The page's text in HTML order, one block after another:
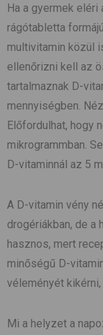
Ha a gyermek eléri
rágótabletta
multivitamin közül
ellenőrizni kell az
tartalmaznak D-
mennyiségben.
Előfordulhat, hogy
mikrogrammban.
D-vitaminnál az 5
A D-vitamin vény
drogériákban, de a
hasznos, mert
minőségű D-
véleményét
Mi a helyzet a